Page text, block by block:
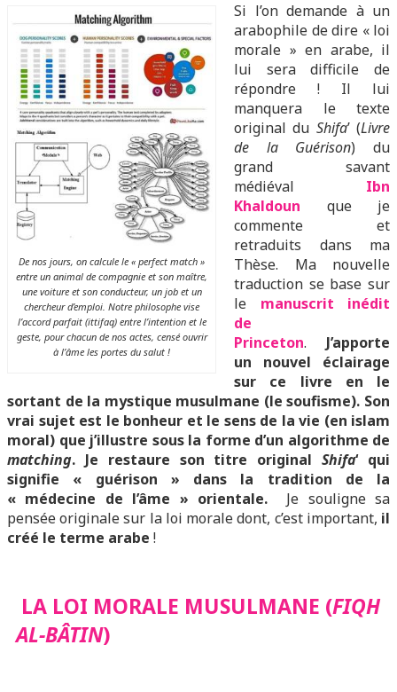
De nos jours, on calcule le « perfect match »
entre un animal de compagnie et son maître,
une voiture et son conducteur, un job et un
chercheur d’emploi. Notre philosophe vise
l’accord parfait (ittifaq) entre l’intention et le
geste, pour chacun de nos actes, censé ouvrir
à l’âme les portes du salut !
Si l’on demande à un
arabophile de dire « loi
morale » en arabe, il
lui sera difficile de
répondre ! Il lui
manquera le texte
original du Shifa’ (Livre
de la Guérison) du
grand savant
médiéval Ibn
Khaldoun que je
commente et
retraduits dans ma
Thèse. Ma nouvelle
traduction se base sur
le manuscrit inédit
de
Princeton. J’apporte
un nouvel éclairage
sur ce livre en le
sortant de la mystique musulmane (le soufisme). Son
vrai sujet est le bonheur et le sens de la vie (en islam
moral) que j’illustre sous la forme d’un algorithme de
matching. Je restaure son titre originalShifa‘ qui
signifie « guérison » dans la tradition de la
« médecine de l’âme » orientale.
Je souligne sa
pensée originale sur la loi morale dont, c’est important, il
créé le terme arabe !
LA LOI MORALE MUSULMANE (FIQH
AL-BÂTIN)